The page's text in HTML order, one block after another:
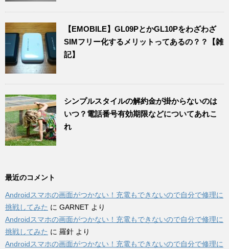
【EMOBILE】GL09PとかGL10Pをわざわざ
SIMフリー化するメリットってあるの？？【雑
記】
シンプルスタイルの解約金が掛からないのは
いつ？電話番号有効期限などについてあれこ
れ
最近のコメント
Androidスマホの画面がつかない！充電もできないので自分で修理に
挑戦してみた に GARNET より
Androidスマホの画面がつかない！充電もできないので自分で修理に
挑戦してみた に 羅針 より
Androidスマホの画面がつかない！充電もできないので自分で修理に